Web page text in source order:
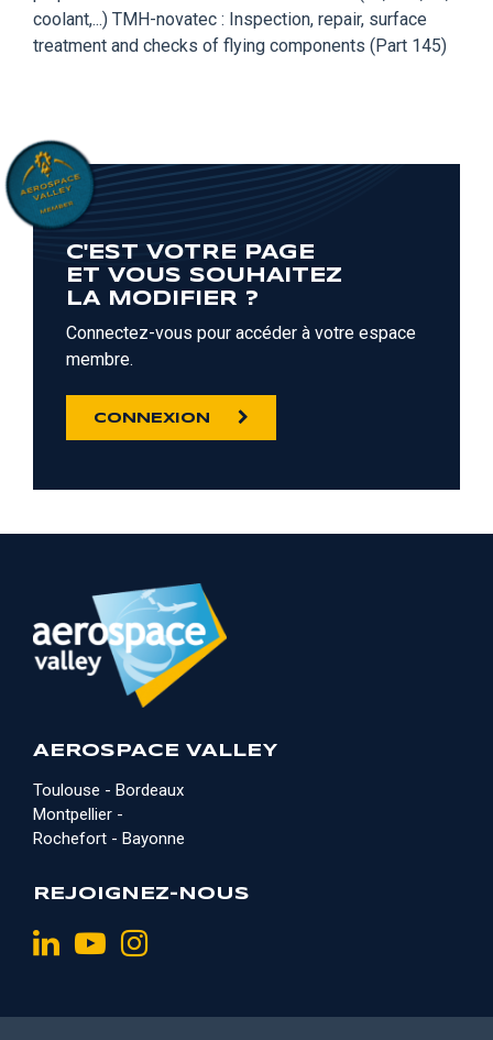
coolant,...) TMH-novatec : Inspection, repair, surface
treatment and checks of flying components (Part 145)
C'EST VOTRE PAGE
ET VOUS SOUHAITEZ
LA MODIFIER ?
Connectez-vous pour accéder à votre espace
membre.
CONNEXION
AEROSPACE VALLEY
Toulouse - Bordeaux
Montpellier -
Rochefort - Bayonne
REJOIGNEZ-NOUS